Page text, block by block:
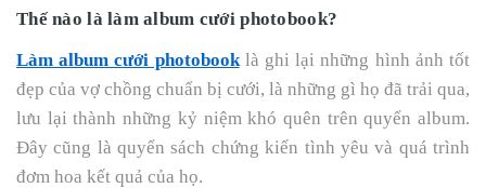
Thế nào là làm album cưới photobook?
Làm album cưới photobooklà ghi lại những hình ảnh tốt
đẹp của vợ chồng chuẩn bị cưới, là những gì họ đã trải qua,
lưu lại thành những kỷ niệm khó quên trên quyển album.
Đây cũng là quyển sách chứng kiến tình yêu và quá trình
đơm hoa kết quả của họ.